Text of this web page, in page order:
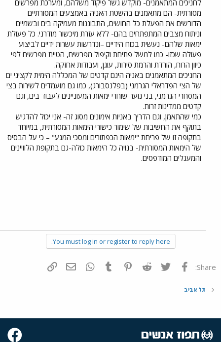
לחניכים המתאמנים- מוקדש גשר פיקוד משלהם, ומערכת מפרשים
מסורתית- הם מתאמנים בהשטת האניה באמצעים המסורתיים
הדורשים את הפעלת כל החושים, התבוננות מעמיקה בים ובשמיים
וניתוח מצבים המתפתחים בהם- ללא עזרת מיכשור מודרני. כל פעולת
ימאות שלהם- נעשית בכוח הידיים –ונדרשות עשרות ידיים לביצוע
פעולה שכזו- כמו למשל פתיחת וקיפול מפרשים, הטיית מפרשים לפי
כיוון הרוח, הורדת והרמת סירות, עוגן, ועבודות אחזקה.
החניכים המתאמנים באניה הינם קדטים של המכללה הימית לקציני ים
של הצי הפדראלי הגרמני (בפלנסבורג), כמו גם מועמדים לשירות בצי
המסחרי הגרמני, בני נוער שוחרי ימאות המעוניינים לעבוד בים, וגם
קדטים ממדינות זרות.
כמי שהתאמן, וגם הדריך באניות אימונים מסוג זה- אני יכול להדגיש
בתוקף את החשיבות של שימור כישורי הימאות המסורתית, במיוחד
בתקופה זו של פריחת "ימאות הכפתורים ומסכי המגע" – כי על הבסיס
של הימאות המסורתית- בנויה כל הימאות כולה-גם בתקופת הלוויינים
והמעגלים המודפסים.
You must log in or register to reply here.
Share: פייסבוק Twitter
Reddit
Pinterest
Tumblr
WhatsAppדואר אלקטרוני
תל אביב